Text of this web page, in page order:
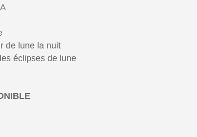
de lune la nuit
éclipses de lune